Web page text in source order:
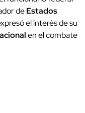
deEstados
el interés de su
en el combate